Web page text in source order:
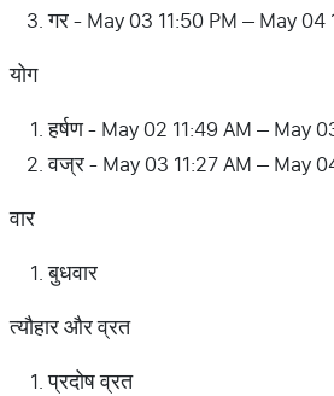
गर - May 03 11:50 PM – May 04
योग
हर्षण - May 02 11:49 AM – May
वज्र - May 03 11:27 AM – May
वार
बुधवार
त्यौहार और व्रत
प्रदोष व्रत